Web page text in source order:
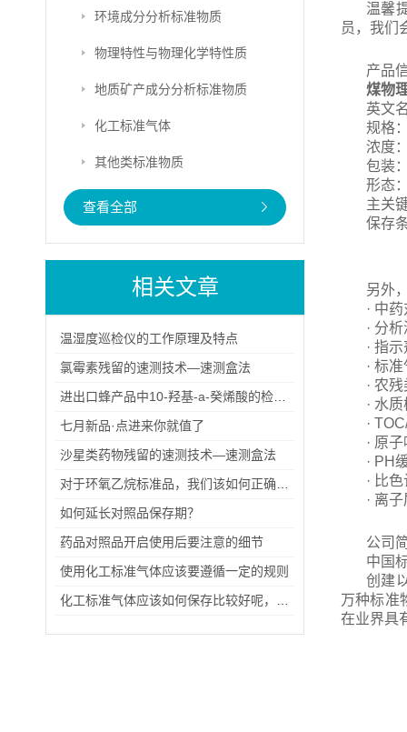
环境成分分析标准物质
物理特性与物理化学特性质
地质矿产成分分析标准物质
化工标准气体
其他类标准物质
查看全部
相关文章
温湿度巡检仪的工作原理及特点
氯霉素残留的速测技术—速测盒法
七月新品·点进来你就值了
沙星类药物残留的速测技术—速测盒法
如何延长对照品保存期？
药品对照品开启使用后要注意的细节
使用化工标准气体应该要遵循一定的规则
温馨
员，我们
产品
煤物
英文
规格
浓度
包装
形态
主关
保存
另外
· 中
· 分
· 指
· 标
· 农
· 水
·
· 原
· PH
· 比
· 离
公司
中国
创建
万种标准
在业界具